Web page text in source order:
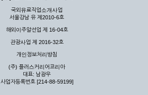
국외유료직업소개사업
서울강남 유 제2010-6호
해외이주알선업 제 16-04호
관광사업 제 2016-32호
개인정보처리방침
(주) 플러스커리어코리아
대표: 남광우
사업자등록번호 [214-88-59199]